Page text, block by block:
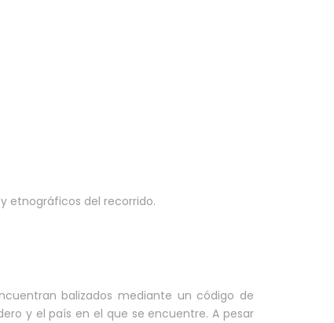
etnográficos del recorrido.
balizados mediante un código de
y el país en el que se encuentre. A pesar